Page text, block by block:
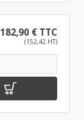
182,90 € TTC
(152,42 HT)